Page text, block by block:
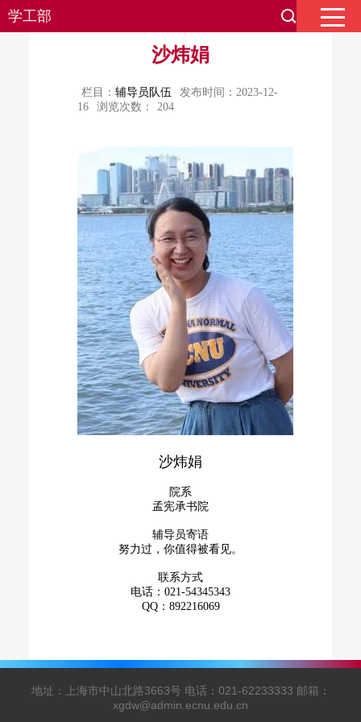
学工部
沙炜娟
栏目： 辅导员队伍
发布时间：2023-12-
16
浏览次数： 204
沙炜娟
院系
孟宪承书院
辅导员寄语
努力过，你值得被看见。
联系方式
电话：021-54345343
QQ：892216069
地址：上海市中山北路3663号 电话：021-62233333 邮箱：
xgdw@admin.ecnu.edu.cn